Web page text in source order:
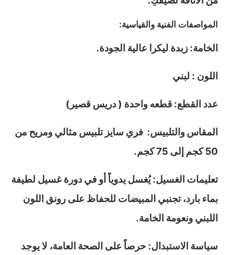
المواصفات الفنية والقياسية:
الخامة: زبدة ليكرا عالية الجودة.
اللون : لبني
عدد القطع: قطعه واحدة ( دريس قصير)
المقاس والتلبيس: فري سايز تلبيس مثالي ومريح من
50 كجم إلى 75 كجم.
تعليمات الغسيل: يُغسل يدوياً أو في دورة غسيل لطيفة
بماء بارد، تجنبي المبيضات للحفاظ على رونق اللون
اللبني ونعومة الخامة.
سياسة الاستبدال: حرصاً على الصحة العامة، لا يوجد